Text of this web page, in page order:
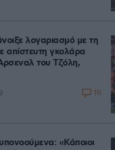
λογαριασμό με τη
απίστευτη γκολάρα
του Τζόλη,
10
«Κάποιοι